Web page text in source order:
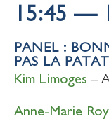
15:45 —
PANEL :
PAS LA
Kim Limoges –
Anne-Marie